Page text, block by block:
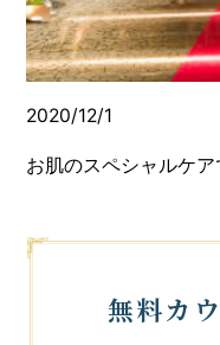
2020/12/1
お肌のスペシャルケ
無料カ